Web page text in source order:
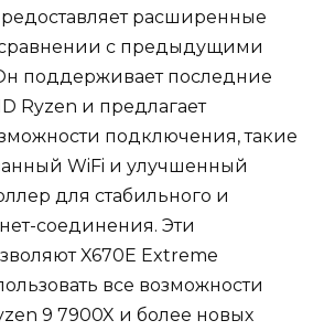
расширенные
с предыдущими
поддерживает последние
Ryzen и предлагает
подключения, такие
WiFi и улучшенный
для стабильного и
соединения. Эти
X670E Extreme
все возможности
9 7900X и более новых